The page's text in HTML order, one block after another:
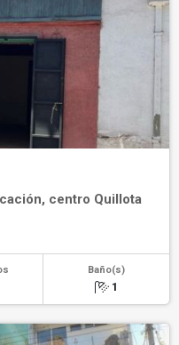
centro Quillota
Baño(s)
1